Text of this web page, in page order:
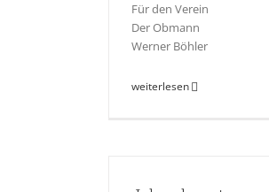
Für den Verein
Der Obmann
Werner Böhler
weiterlesen